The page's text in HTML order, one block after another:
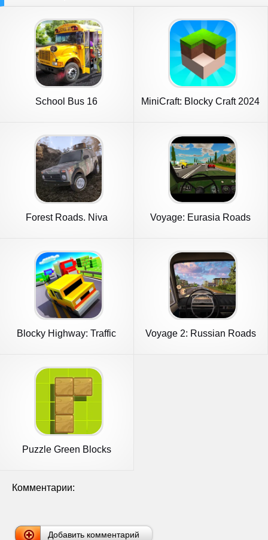
School Bus 16 MiniCraft: Blocky Craft 2024
Forest Roads. Niva Voyage: Eurasia Roads
Blocky Highway: Traffic
Voyage 2: Russian Roads
Puzzle Green Blocks
Комментарии:
Добавить комментарий